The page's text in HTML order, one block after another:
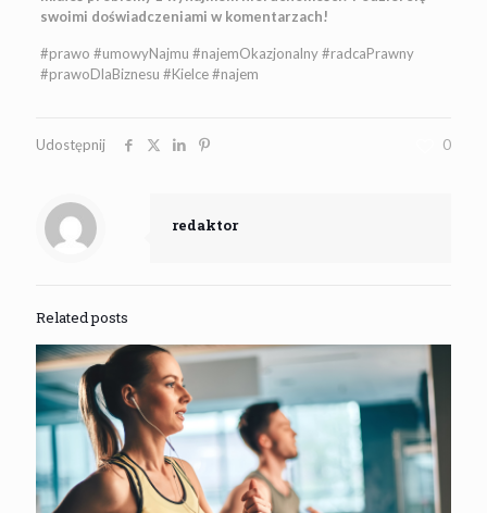
swoimi doświadczeniami w komentarzach!
#prawo #umowyNajmu #najemOkazjonalny #radcaPrawny
#prawoDlaBiznesu #Kielce #najem
Udostępnij 0
redaktor
Related posts